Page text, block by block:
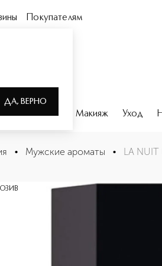
ДА, ВЕРНО
Покупателям
Парфюмерия Макияж Уход
PARFUM Парфюмерная вода
• Мужские ароматы • LA